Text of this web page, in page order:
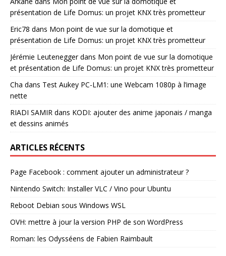
présentation de Life Domus: un projet KNX très prometteur
Eric78 dans Mon point de vue sur la domotique et
présentation de Life Domus: un projet KNX très prometteur
Jérémie Leuteneggerdans Mon point de vue sur la domotique
et présentation de Life Domus: un projet KNX très prometteur
Cha dans Test Aukey PC-LM1: une Webcam 1080p à l’image
nette
RIADI SAMIR dans KODI: ajouter des anime japonais / manga
et dessins animés
ARTICLES RÉCENTS
Page Facebook : comment ajouter un administrateur ?
Nintendo Switch: Installer VLC / Vino pour Ubuntu
Reboot Debian sous Windows WSL
OVH: mettre à jour la version PHP de son WordPress
Roman: les Odysséens de Fabien Raimbault